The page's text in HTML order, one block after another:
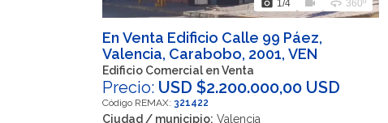
photo_camera 1/4 videocam 360 360º
En Venta Edificio Calle 99 Páez,
Valencia, Carabobo, 2001, VEN
Edificio Comercial en Venta
Precio: USD $2.200.000,00 USD
Código REMAX: 321422
Ciudad / municipio: Valencia